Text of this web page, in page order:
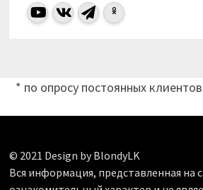
* по опросу постоянных
© 2021 Design by BlondyLK
Вся информация, представленная на